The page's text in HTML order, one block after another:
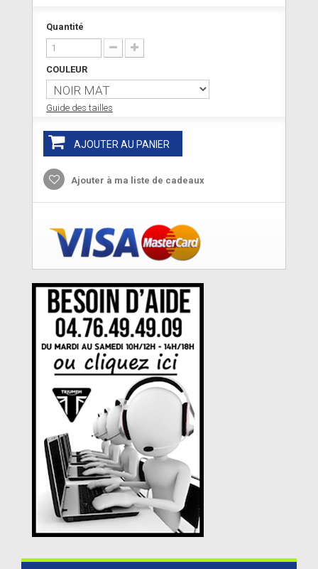
Quantité
COULEUR
Guide des tailles
AJOUTER AU PANIER
Ajouter à ma liste de cadeaux